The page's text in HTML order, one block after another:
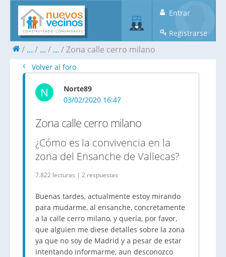
Entrar
Registrarse
... ... ... Zona calle cerro milano
Volver al foro
N
Norte89
03/02/2020 16:47
Zona calle cerro milano
¿Cómo es la convivencia en la
zona del Ensanche de Vallecas?
7.822 lecturas | 2 respuestas
Buenas tardes, actualmente estoy mirando
para mudarme, al ensanche, concretamente
a la calle cerro milano, y quería, por favor,
que alguien me diese detalles sobre la zona
ya que no soy de Madrid y a pesar de estar
intentando informarme, aun desconozco